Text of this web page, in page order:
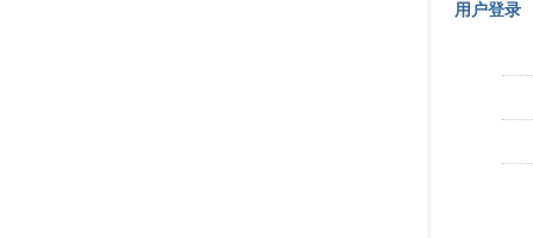
用户登录